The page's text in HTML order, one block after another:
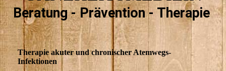
Beratung - Prävention - Therapie
Therapie akuter und chronischer Atemwegs-
Infektionen